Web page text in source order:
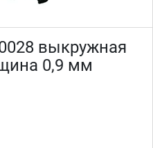
выкружная
0,9 мм